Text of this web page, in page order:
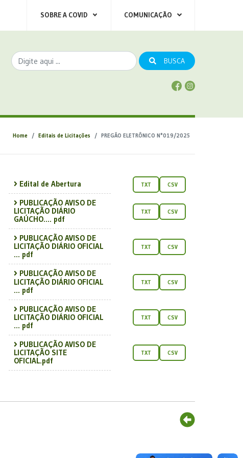
SOBRE A COVID COMUNICAÇÃO
BUSCA
Home Editais de Licitações PREGÃO ELETRÔNICO N°019/2025
Edital de Abertura TXT CSV
PUBLICAÇÃO AVISO DE
LICITAÇÃO DIÁRIO
GAÚCHO.... pdf
TXT CSV
PUBLICAÇÃO AVISO DE
LICITAÇÃO DIÁRIO OFICIAL
... pdf
TXT CSV
PUBLICAÇÃO AVISO DE
LICITAÇÃO DIÁRIO OFICIAL
... pdf
TXT CSV
PUBLICAÇÃO AVISO DE
LICITAÇÃO DIÁRIO OFICIAL
... pdf
TXT CSV
PUBLICAÇÃO AVISO DE
LICITAÇÃO SITE
OFICIAL.pdf
TXT CSV